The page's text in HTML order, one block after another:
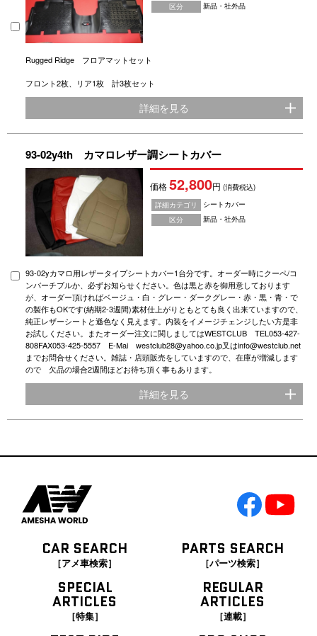
区分
新品・社外品
Rugged Ridge フロアマットセット
フロント2枚、リア1枚 計3枚セット
詳細を見る
93-02y4th カマロレザー調シートカバー
価格52,800円(消費税込)
詳細カテゴリ
シートカバー
区分
新品・社外品
93-02yカマロ用レザータイプシートカバー1台分です。オーダー時にクーペ/コ
ンバーチブルか、必ずお知らせください。色は黒と赤を御用意しております
が、オーダー頂ければベージュ・白・グレー・ダークグレー・赤・黒・青・で
の製作もOKです(納期2-3週間)素材仕上がりともとても良く出来ていますので、
純正レザーシートと遜色なく見えます。内装をイメージチェンジしたい方是非
お試しください。またオーダー注文に関しましてはWESTCLUB TEL053-427-
808FAX053-425-5557 E-Mai westclub28@yahoo.co.jp叉はinfo@westclub.net
までお問合せください。雑誌・店頭販売をしていますので、在庫が増減します
ので 欠品の場合2週間ほどお待ち頂く事もあります。
詳細を見る
CAR SEARCH
［アメ車検索］
PARTS SEARCH
［パーツ検索］
SPECIAL
ARTICLES
［特集］
REGULAR
ARTICLES
［連載］